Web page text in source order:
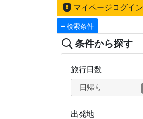
マイページログイン
検索条件
条件から探す
旅行日数
日帰り
出発地